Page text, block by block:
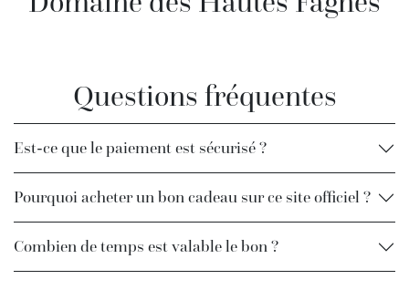
Questions fréquentes
Est-ce que le paiement est sécurisé ?
Pourquoi acheter un bon cadeau sur ce site officiel ?
Combien de temps est valable le bon ?